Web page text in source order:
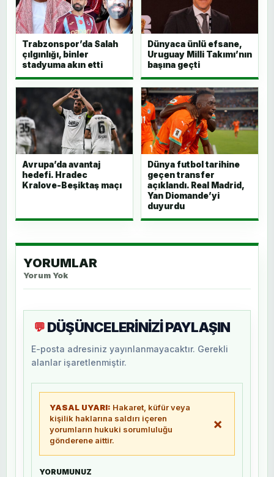
Trabzonspor’da Salah
çılgınlığı, binler
stadyuma akın etti
Dünyaca ünlü efsane,
Uruguay Milli Takımı’nın
başına geçti
Avrupa’da avantaj
hedefi. Hradec
Kralove-Beşiktaş maçı
Dünya futbol tarihine
geçen transfer
açıklandı. Real Madrid,
Yan Diomande’yi
duyurdu
YORUMLAR
Yorum Yok
💬 DÜŞÜNCELERİNİZİ PAYLAŞIN
E-posta adresiniz yayınlanmayacaktır. Gerekli
alanlar işaretlenmiştir.
YASAL UYARI: Hakaret, küfür veya
kişilik haklarına saldırı içeren
yorumların hukuki sorumluluğu
gönderene aittir.
×
YORUMUNUZ